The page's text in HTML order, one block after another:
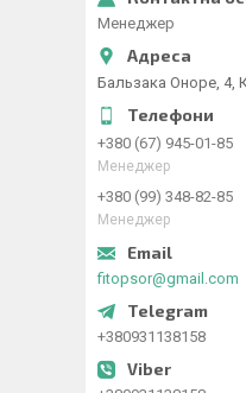
Менеджер
Бальзака Оноре, 4,
+380 (67) 945-01-85
Менеджер
+380 (99) 348-82-85
Менеджер
fitopsor@gmail.com
+380931138158